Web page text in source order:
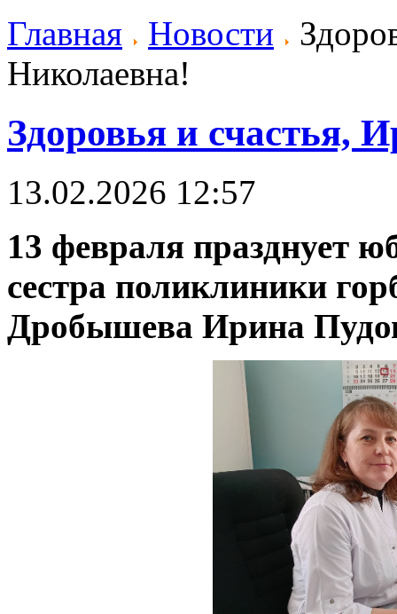
Главная
Новости
Николаевна!
Здоровья и счастья,
13.02.2026 12:57
13 февраля празднует
сестра поликлиники
Дробышева Ирина